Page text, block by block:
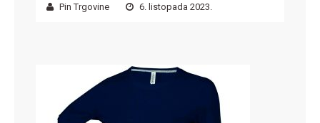
Pin Trgovine 6. listopada 2023.